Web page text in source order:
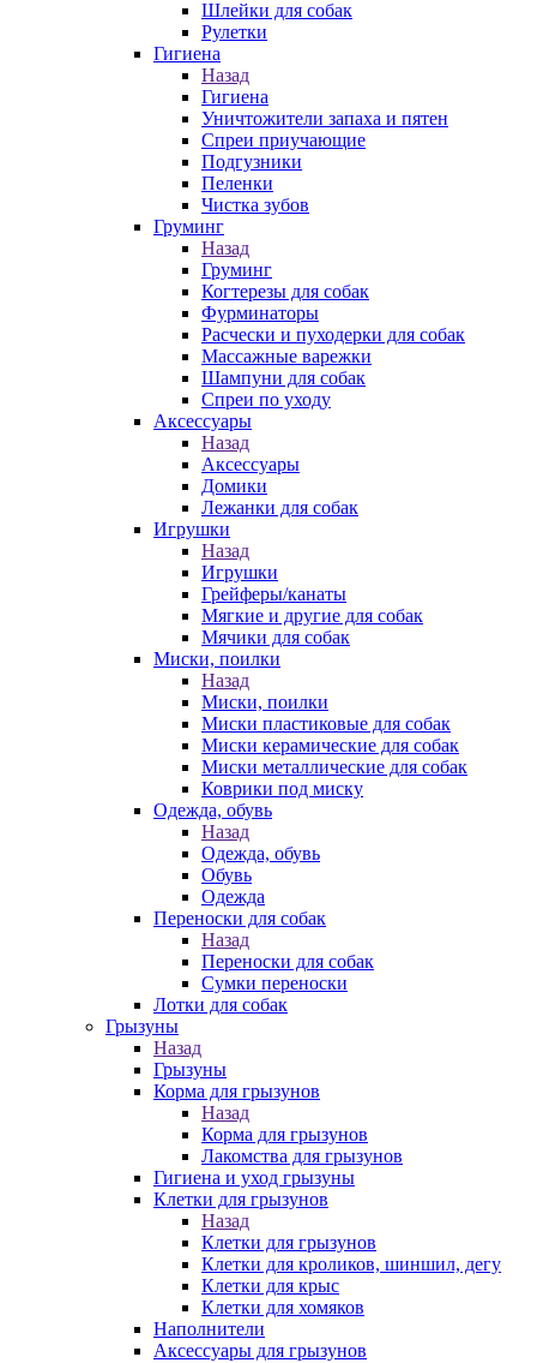
Шлейки для собак
Рулетки
Гигиена
Назад
Гигиена
Уничтожители запаха и пятен
Спреи приучающие
Подгузники
Пеленки
Чистка зубов
Груминг
Назад
Груминг
Когтерезы для собак
Фурминаторы
Расчески и пуходерки для собак
Массажные варежки
Шампуни для собак
Спреи по уходу
Аксессуары
Назад
Аксессуары
Домики
Лежанки для собак
Игрушки
Назад
Игрушки
Грейферы/канаты
Мягкие и другие для собак
Мячики для собак
Миски, поилки
Назад
Миски, поилки
Миски пластиковые для собак
Миски керамические для собак
Миски металлические для собак
Коврики под миску
Одежда, обувь
Назад
Одежда, обувь
Обувь
Одежда
Переноски для собак
Назад
Переноски для собак
Сумки переноски
Лотки для собак
Грызуны
Назад
Грызуны
Корма для грызунов
Назад
Корма для грызунов
Лакомства для грызунов
Гигиена и уход грызуны
Клетки для грызунов
Назад
Клетки для грызунов
Клетки для кроликов, шиншил, дегу
Клетки для крыс
Клетки для хомяков
Наполнители
Аксессуары для грызунов